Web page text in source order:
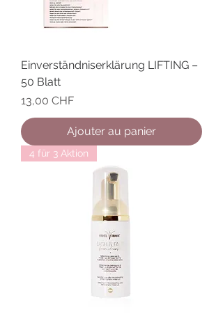
Einverständniserklärung LIFTING –
50 Blatt
Prix
13,00 CHF
Ajouter au panier
4 für 3 Aktion